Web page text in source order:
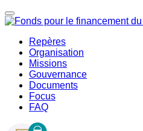
Repères
Organisation
Missions
Gouvernance
Documents
Focus
FAQ